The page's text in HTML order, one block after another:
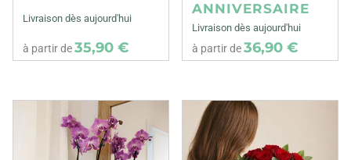
Livraison dès aujourd'hui
à partir de35,90 €
ANNIVERSAIRE
Livraison dès aujourd'hui
à partir de36,90 €